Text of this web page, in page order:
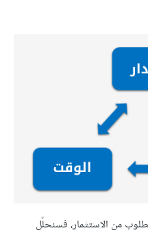
من الاستثمار، فسنحلّل